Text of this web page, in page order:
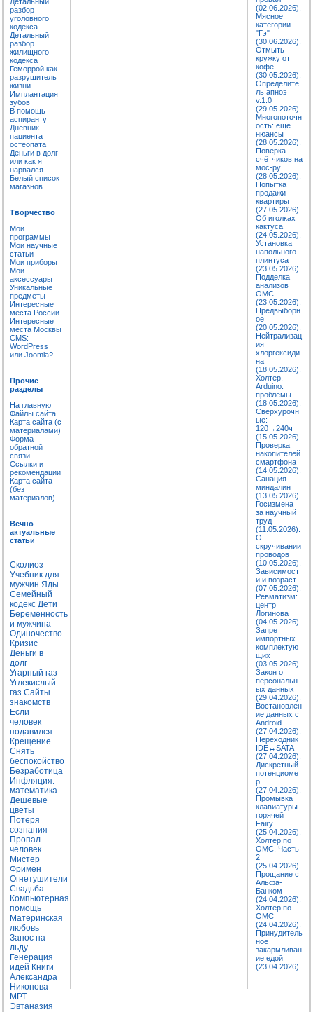
разбор
уголовного
кодекса
Детальный
разбор
жилищного
кодекса
Геморрой как
разрушитель
жизни
Имплантация
зубов
В помощь
аспиранту
Дневник
пациента
остеопата
Деньги в долг
или как я
нарвался
Белый список
магазнов
Творчество
Мои
программы
Мои научные
статьи
Мои приборы
Мои
аксессуары
Уникальные
предметы
Интересные
места России
Интересные
места Москвы
CMS:
WordPress
или Joomla?
Прочие
разделы
На главную
Файлы сайта
Карта сайта (с
материалами)
Форма
обратной
связи
Ссылки и
рекомендации
Карта сайта
(без
материалов)
Вечно
актуальные
статьи
Сколиоз
Учебник для
мужчин Яды
Семейный
кодекс Дети
Беременность
и мужчина
Одиночество
Кризис
Деньги в
долг
Угарный газ
Углекислый
газ Сайты
знакомств
Если
человек
подавился
Крещение
Снять
беспокойство
Безработица
Инфляция:
математика
Дешевые
цветы
Потеря
сознания
Пропал
человек
Мистер
Фримен
Огнетушители
Свадьба
Компьютерная
помощь
Материнская
любовь
Занос на
льду
Генерация
идей Книги
Александра
Никонова
МРТ
Эвтаназия
(02.06.2026).
Мясное
категории
"Гэ"
(30.06.2026).
Отмыть
кружку от
кофе
(30.05.2026).
Определите
ль апноэ
v.1.0
(29.05.2026).
Многопоточн
ость: ещё
нюансы
(28.05.2026).
Поверка
счётчиков на
мос-ру
(28.05.2026).
Попытка
продажи
квартиры
(27.05.2026).
Об иголках
кактуса
(24.05.2026).
Установка
напольного
плинтуса
(23.05.2026).
Подделка
анализов
ОМС
(23.05.2026).
Предвыборн
ое
(20.05.2026).
Нейтрализац
ия
хлоргексиди
на
(18.05.2026).
Холтер,
Arduino:
проблемы
(18.05.2026).
Сверхурочн
ые:
120→240ч
(15.05.2026).
Проверка
накопителей
смартфона
(14.05.2026).
Санация
миндалин
(13.05.2026).
Госизмена
за научный
труд
(11.05.2026).
О
скручивании
проводов
(10.05.2026).
Зависимост
и и возраст
(07.05.2026).
Ревматизм:
центр
Логинова
(04.05.2026).
Запрет
импортных
комплектую
щих
(03.05.2026).
Закон о
персональн
ых данных
(29.04.2026).
Востановлен
ие данных с
Android
(27.04.2026).
Переходник
IDE↔SATA
(27.04.2026).
Дискретный
потенциомет
р
(27.04.2026).
Промывка
клавиатуры
горячей
Fairy
(25.04.2026).
Холтер по
ОМС. Часть
2
(25.04.2026).
Прощание с
Альфа-
Банком
(24.04.2026).
Холтер по
ОМС
(24.04.2026).
Принудитель
ное
закармливан
ие едой
(23.04.2026).